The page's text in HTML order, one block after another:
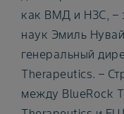
как ВМД и НЗС, –
наук Эмиль
генеральный
Therapeutics. –
между BlueRock